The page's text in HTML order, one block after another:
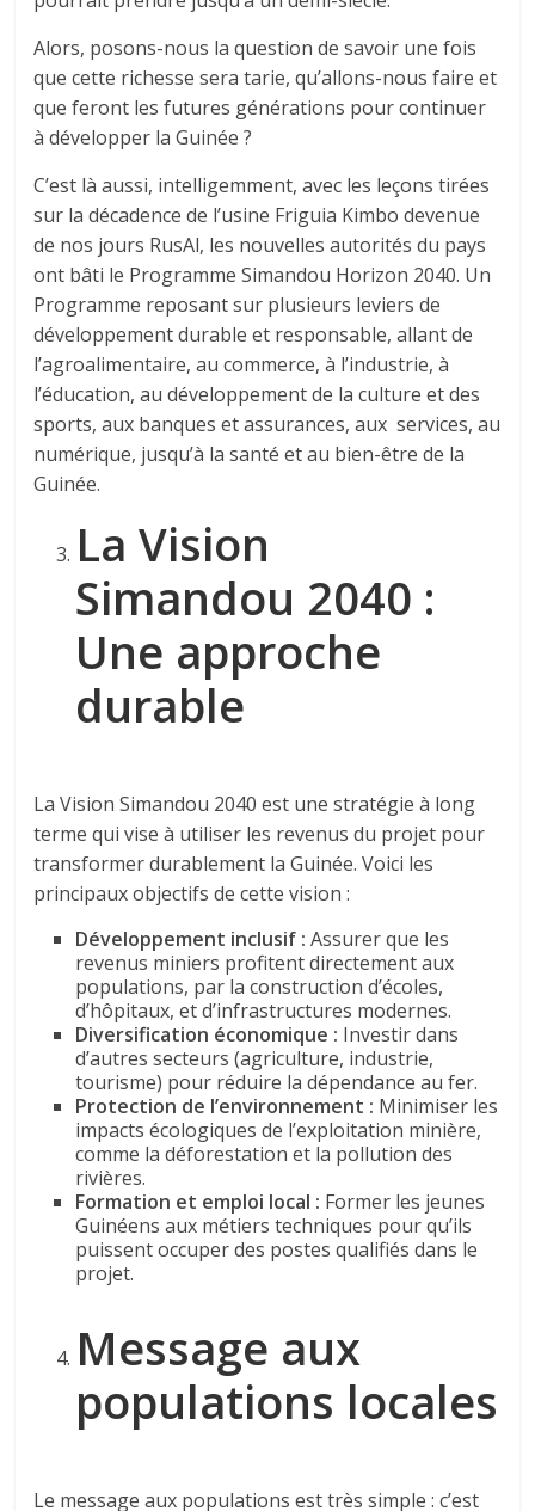
Alors, posons-nous la question de savoir une fois
que cette richesse sera tarie, qu’allons-nous faire et
que feront les futures générations pour continuer
à développer la Guinée ?
C’est là aussi, intelligemment, avec les leçons tirées
sur la décadence de l’usine Friguia Kimbo devenue
de nos jours RusAl, les nouvelles autorités du pays
ont bâti le Programme Simandou Horizon 2040. Un
Programme reposant sur plusieurs leviers de
développement durable et responsable, allant de
l’agroalimentaire, au commerce, à l’industrie, à
l’éducation, au développement de la culture et des
sports, aux banques et assurances, aux services, au
numérique, jusqu’à la santé et au bien-être de la
Guinée.
La Vision
Simandou 2040 :
Une approche
durable
La Vision Simandou 2040 est une stratégie à long
terme qui vise à utiliser les revenus du projet pour
transformer durablement la Guinée. Voici les
principaux objectifs de cette vision :
Développement inclusif :Assurer que les
revenus miniers profitent directement aux
populations, par la construction d’écoles,
d’hôpitaux, et d’infrastructures modernes.
Diversification économique : Investir dans
d’autres secteurs (agriculture, industrie,
tourisme) pour réduire la dépendance au fer.
Protection de l’environnement : Minimiser les
impacts écologiques de l’exploitation minière,
comme la déforestation et la pollution des
rivières.
Formation et emploi local : Former les jeunes
Guinéens aux métiers techniques pour qu’ils
puissent occuper des postes qualifiés dans le
projet.
Message aux
populations locales
Le message aux populations est très simple : c’est